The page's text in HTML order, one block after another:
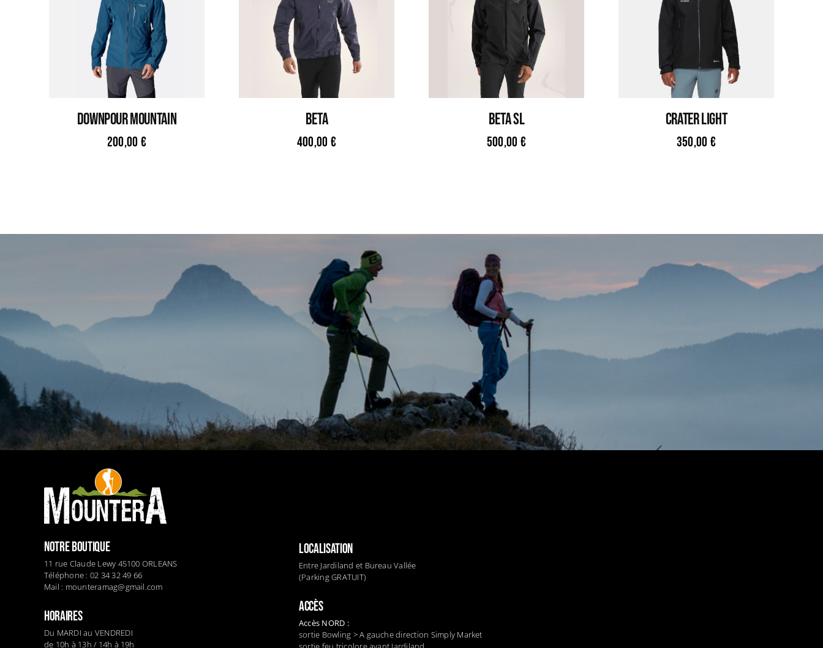
DOWNPOUR MOUNTAIN
200,00 €
BETA
400,00 €
BETA SL
500,00 €
CRATER LIGHT
350,00 €
NOTRE BOUTIQUE
11 rue Claude Lewy 45100 ORLEANS
Téléphone : 02 34 32 49 66
Mail : mounteramag@gmail.com
HORAIRES
Du MARDI au VENDREDI
de 10h à 13h / 14h à 19h
LOCALISATION
Entre Jardiland et Bureau Vallée
(Parking GRATUIT)
ACCÈS
Accès NORD :
sortie Bowling > A gauche direction Simply Market